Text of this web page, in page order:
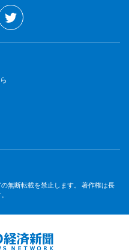
無断転載を禁止します。 著作権は長